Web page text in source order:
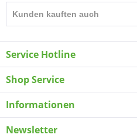
Kunden kauften auch
Service Hotline
Shop Service
Informationen
Newsletter